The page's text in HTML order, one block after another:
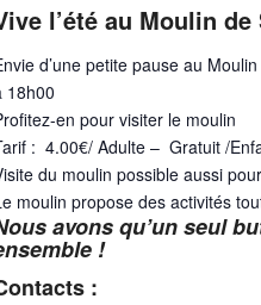
l’été au Moulin
d’une petite pause au
18h00
en pour visiter le moulin
: 4.00€/ Adulte – Gratuit /
du moulin possible aussi
moulin propose des activités
avons qu’un seul
!
: